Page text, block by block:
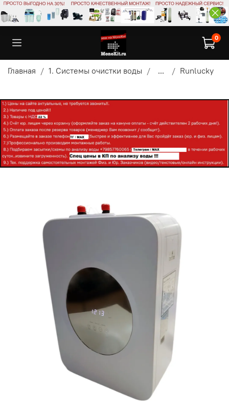
0
Главная 1. Системы очистки воды ... Runlucky